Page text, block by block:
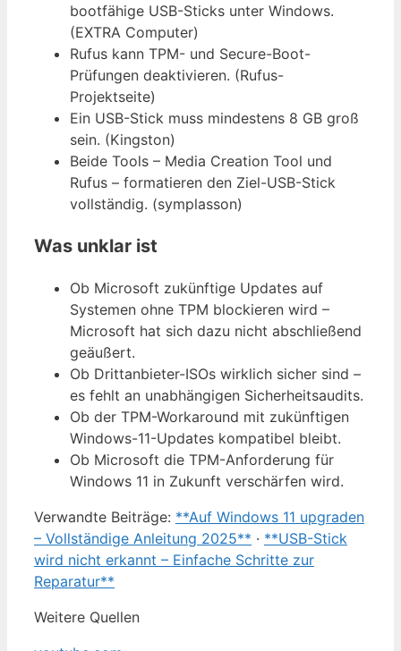
bootfähige USB-Sticks unter Windows.
(EXTRA Computer)
Rufus kann TPM- und Secure-Boot-
Prüfungen deaktivieren. (Rufus-
Projektseite)
Ein USB-Stick muss mindestens 8 GB groß
sein. (Kingston)
Beide Tools – Media Creation Tool und
Rufus – formatieren den Ziel-USB-Stick
vollständig. (symplasson)
Was unklar ist
Ob Microsoft zukünftige Updates auf
Systemen ohne TPM blockieren wird –
Microsoft hat sich dazu nicht abschließend
geäußert.
Ob Drittanbieter-ISOs wirklich sicher sind –
es fehlt an unabhängigen Sicherheitsaudits.
Ob der TPM-Workaround mit zukünftigen
Windows-11-Updates kompatibel bleibt.
Ob Microsoft die TPM-Anforderung für
Windows 11 in Zukunft verschärfen wird.
Verwandte Beiträge: **Auf Windows 11 upgraden
– Vollständige Anleitung 2025** · **USB-Stick
wird nicht erkannt – Einfache Schritte zur
Reparatur**
Weitere Quellen